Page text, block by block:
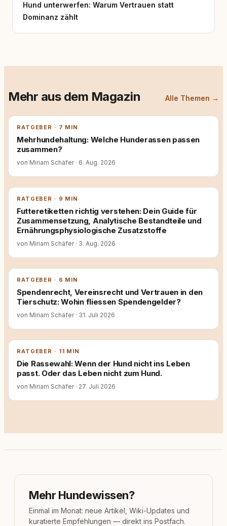
Hund unterwerfen: Warum Vertrauen statt
Dominanz zählt
Mehr aus dem Magazin Alle Themen →
RATGEBER · 7 MIN
Mehrhundehaltung: Welche Hunderassen passen
zusammen?
von Miriam Schäfer · 6. Aug. 2026
RATGEBER · 9 MIN
Futteretiketten richtig verstehen: Dein Guide für
Zusammensetzung, Analytische Bestandteile und
Ernährungsphysiologische Zusatzstoffe
von Miriam Schäfer · 3. Aug. 2026
RATGEBER · 6 MIN
Spendenrecht, Vereinsrecht und Vertrauen in den
Tierschutz: Wohin fliessen Spendengelder?
von Miriam Schäfer · 31. Juli 2026
RATGEBER · 11 MIN
Die Rassewahl: Wenn der Hund nicht ins Leben
passt. Oder das Leben nicht zum Hund.
von Miriam Schäfer · 27. Juli 2026
Mehr Hundewissen?
Einmal im Monat: neue Artikel, Wiki-Updates und
kuratierte Empfehlungen — direkt ins Postfach.